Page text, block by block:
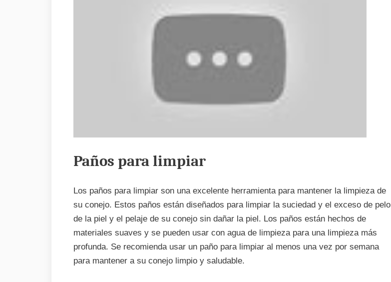
Paños para limpiar
Los paños para limpiar son una excelente herramienta para mantener la limpieza de
su conejo. Estos paños están diseñados para limpiar la suciedad y el exceso de pelo
de la piel y el pelaje de su conejo sin dañar la piel. Los paños están hechos de
materiales suaves y se pueden usar con agua de limpieza para una limpieza más
profunda. Se recomienda usar un paño para limpiar al menos una vez por semana
para mantener a su conejo limpio y saludable.